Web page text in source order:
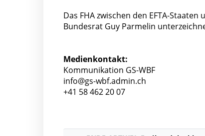
Das FHA zwischen den EFTA-
Bundesrat Guy Parmelin
Medienkontakt:
Kommunikation GS-WBF
info@gs-wbf.admin.ch
+41 58 462 20 07